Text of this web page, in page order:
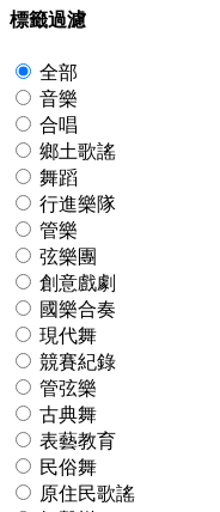
標籤過濾
全部
音樂
合唱
鄉土歌謠
舞蹈
行進樂隊
管樂
弦樂團
創意戲劇
國樂合奏
現代舞
競賽紀錄
管弦樂
古典舞
表藝教育
民俗舞
原住民歌謠